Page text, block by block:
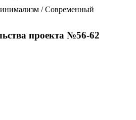
/ Современный
проекта №56-62